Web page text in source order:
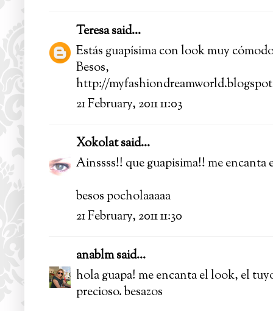
Teresasaid...
Estás guapísima con look muy
Besos,
http://
21 February, 2011 11:03
Xokolatsaid...
Ainssss!! que guapisima!! me
besos pocholaaaaa
21 February, 2011 11:30
anablmsaid...
hola guapa! me encanta el look, el
precioso. besazos